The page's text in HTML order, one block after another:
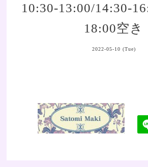
10:30-13:00/14:30-
18:00空き
2022-05-10 (Tue)